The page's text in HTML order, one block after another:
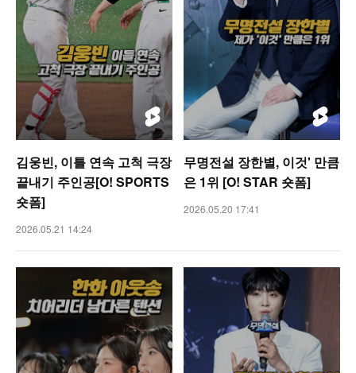
김웅빈, 이틀 연속 고척 극장
끝내기 주인공[O! SPORTS
숏폼]
2026.05.21 14:24
무명전설 장한별, 이것' 만큼
은 1위 [O! STAR 숏폼]
2026.05.20 17:41